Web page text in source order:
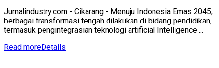
Jurnalindustry.com - Cikarang - Menuju Indonesia Emas 2045,
berbagai transformasi tengah dilakukan di bidang pendidikan,
termasuk pengintegrasian teknologi artificial Intelligence ...
Read moreDetails